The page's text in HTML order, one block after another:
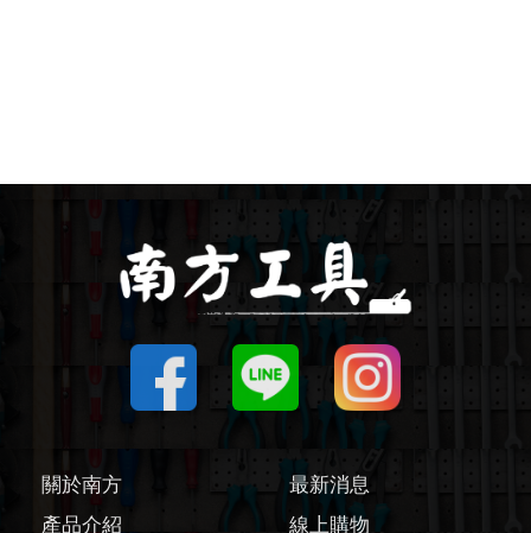
線鋸機 / 軍刀鋸
磨切機 / 配件
電鉋 / 配件
鎚鑽 / 配件
氣動工具
輔助工具/配件
關於南方
最新消息
產品介紹
線上購物